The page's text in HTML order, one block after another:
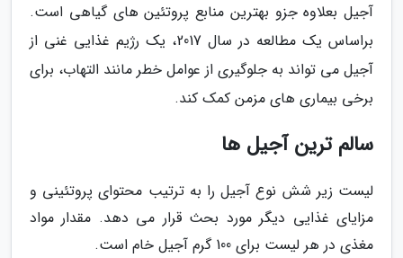
آجیل بعلاوه جزو بهترین منابع پروتئین های گیاهی است.
براساس یک مطالعه در سال 2017، یک رژیم غذایی غنی از
آجیل می تواند به جلوگیری از عوامل خطر مانند التهاب، برای
برخی بیماری های مزمن کمک کند.
سالم ترین آجیل ها
لیست زیر شش نوع آجیل را به ترتیب محتوای پروتئینی و
مزایای غذایی دیگر مورد بحث قرار می دهد. مقدار مواد
مغذی در هر لیست برای 100 گرم آجیل خام است.